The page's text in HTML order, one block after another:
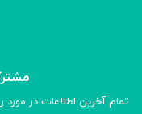
تمام آخرین اطلاعات در مورد